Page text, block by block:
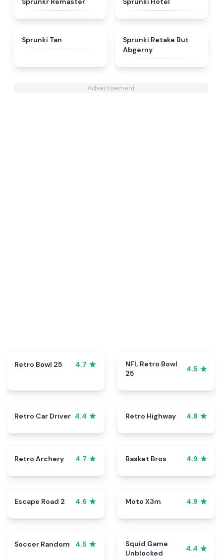
Sprunki Tan ★
Sprunki Retake But
Abgerny
Advertisement
Retro Bowl 25 4.7
NFL Retro Bowl
25
4.5
Retro Car Driver 4.4 Retro Highway 4.8
Retro Archery 4.7 Basket Bros 4.9
Escape Road 2 4.6 Moto X3m 4.9
Soccer Random 4.5
Squid Game
Unblocked
4.4